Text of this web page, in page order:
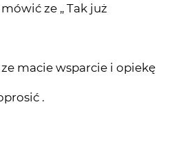
ze „ Tak już
macie wsparcie i opiekę
.